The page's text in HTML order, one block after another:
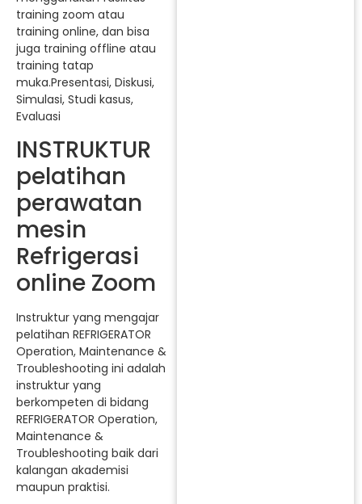
training zoom atau
training online, dan bisa
juga training offline atau
training tatap
muka.Presentasi, Diskusi,
Simulasi, Studi kasus,
Evaluasi
INSTRUKTUR
pelatihan
perawatan
mesin
Refrigerasi
online Zoom
Instruktur yang mengajar
pelatihan REFRIGERATOR
Operation, Maintenance &
Troubleshooting ini adalah
instruktur yang
berkompeten di bidang
REFRIGERATOR Operation,
Maintenance &
Troubleshooting baik dari
kalangan akademisi
maupun praktisi.